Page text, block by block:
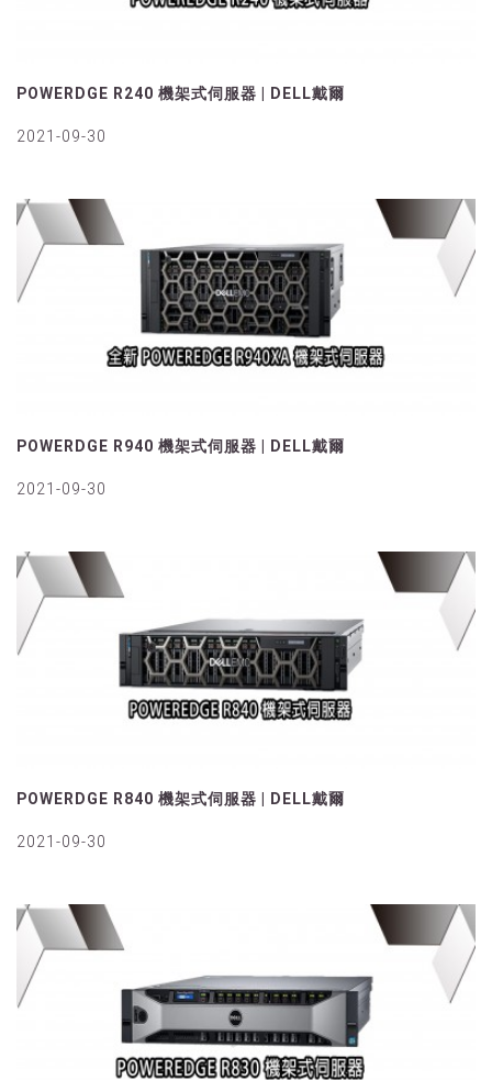
POWERDGE R240 機架式伺服器 | DELL戴爾
2021-09-30
POWERDGE R940 機架式伺服器 | DELL戴爾
2021-09-30
POWERDGE R840 機架式伺服器 | DELL戴爾
2021-09-30